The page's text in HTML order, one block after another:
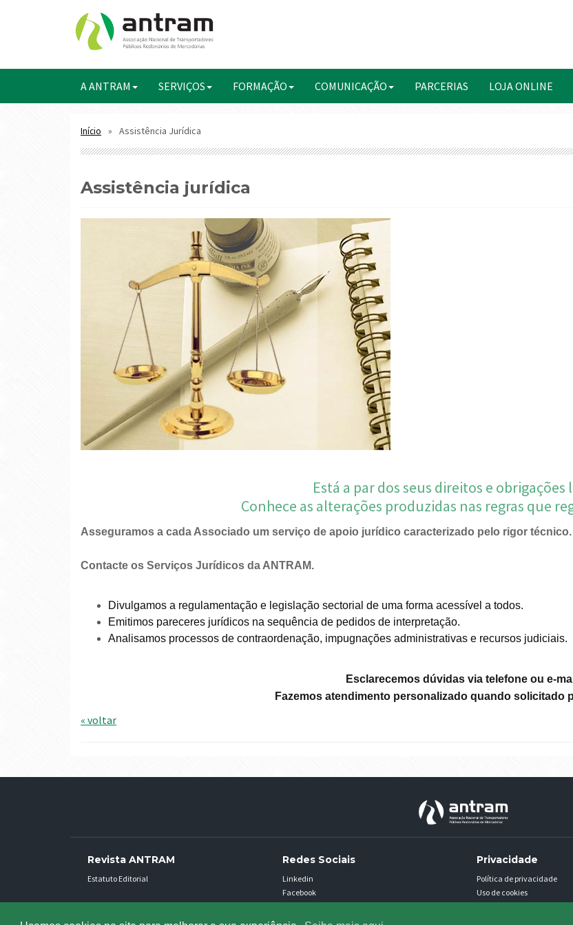
A ANTRAM SERVIÇOS FORMAÇÃO COMUNICAÇÃO PARCERIAS LOJA ONLINE
Início Assistência Jurídica
assistência jurídica
Está a par dos seus direitos e obrigações
Conhece as alterações produzidas nas regras que
Asseguramos a cada Associado um serviço de apoio jurídico caracterizado pelo rigor técnico.
Contacte os Serviços Jurídicos da ANTRAM.
Divulgamos a regulamentação e legislação sectorial de uma forma acessível a todos.
Emitimos pareceres jurídicos na sequência de pedidos de interpretação.
Analisamos processos de contraordenação, impugnações administrativas e recursos judiciais.
Esclarecemos dúvidas via telefone ou e-
Fazemos atendimento personalizado quando solicitado
« voltar
Revista ANTRAM
Estatuto Editorial
Redes Sociais
Linkedin
Facebook
Privacidade
Política de privacidade
Uso de cookies